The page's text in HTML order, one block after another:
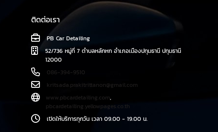
ติดต่อเรา
PB Car Detailing
52/736 หมู่ที่ 7 ตำบลหลักหก อำเภอเมืองปทุมธานี ปทุมธานี
12000
086-394-9510
kritsada.prakitrittanon@gmail.com
www.pbcardetailing.com,
pbcardetailing.yellowpages.co.th
เปิดให้บริการทุกวัน เวลา 09.00 - 19.00 น.